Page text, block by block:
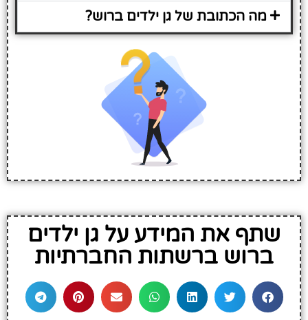
מה הכתובת של גן ילדים ברוש?
שתף את המידע על גן ילדים
ברוש ברשתות החברתיות